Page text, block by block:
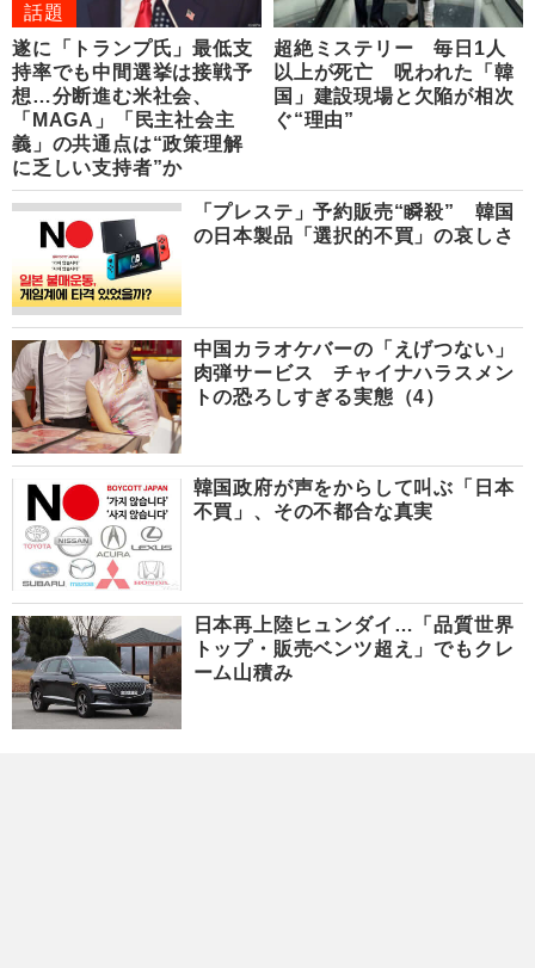
話題
遂に「トランプ氏」最低支
持率でも中間選挙は接戦予
想…分断進む米社会、
「MAGA」「民主社会主
義」の共通点は“政策理解
に乏しい支持者”か
超絶ミステリー 毎日1人
以上が死亡 呪われた「韓
国」建設現場と欠陥が相次
ぐ“理由”
「プレステ」予約販売“瞬殺” 韓国
の日本製品「選択的不買」の哀しさ
中国カラオケバーの「えげつない」
肉弾サービス チャイナハラスメン
トの恐ろしすぎる実態（4）
韓国政府が声をからして叫ぶ「日本
不買」、その不都合な真実
日本再上陸ヒュンダイ…「品質世界
トップ・販売ベンツ超え」でもクレ
ーム山積み